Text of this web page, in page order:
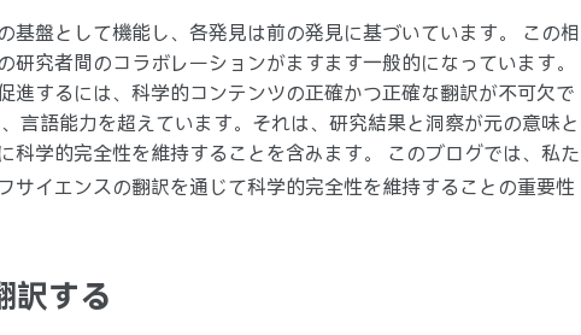
基盤として機能し、各発見は前の発見に基づいています。 この相
研究者間のコラボレーションがますます一般的になっています。
進するには、科学的コンテンツの正確かつ正確な翻訳が不可欠で
言語能力を超えています。それは、研究結果と洞察が元の意味と
科学的完全性を維持することを含みます。 このブログでは、私た
サイエンスの翻訳を通じて科学的完全性を維持することの重要性
訳する